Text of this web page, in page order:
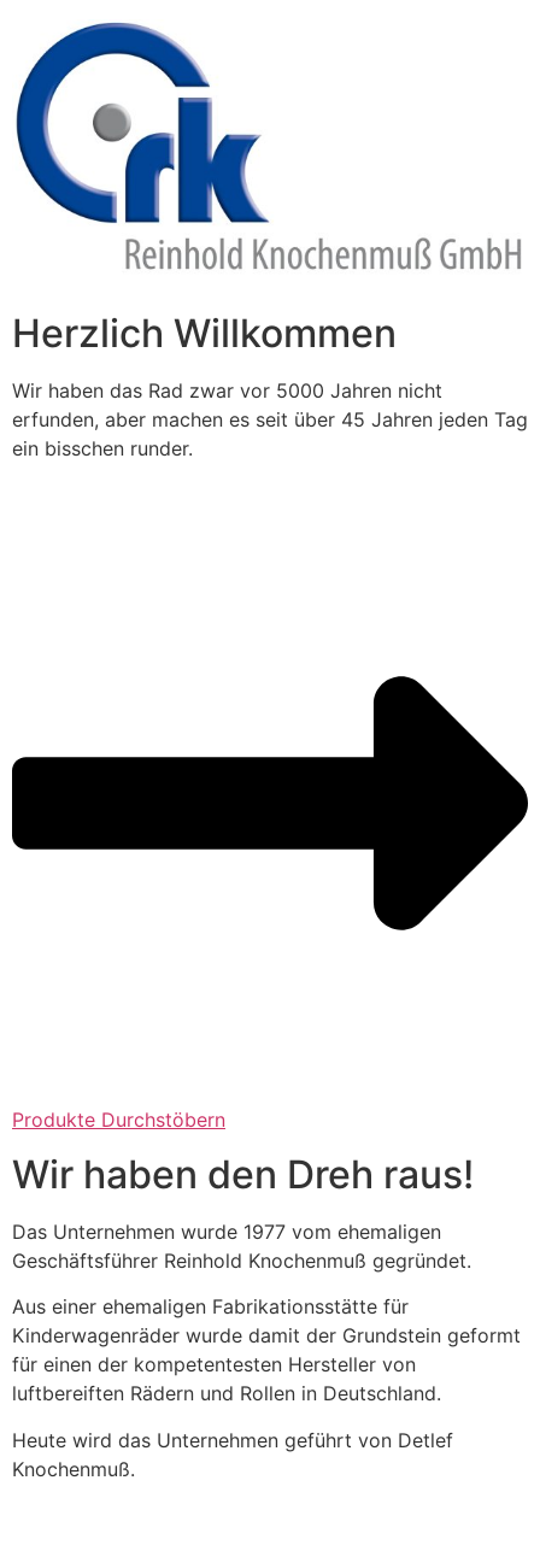
Inhalt
springen
Herzlich Willkommen
Wir haben das Rad zwar vor 5000 Jahren nicht
erfunden, aber machen es seit über 45 Jahren jeden Tag
ein bisschen runder.
Produkte Durchstöbern
Wir haben den Dreh raus!
Das Unternehmen wurde 1977 vom ehemaligen
Geschäftsführer Reinhold Knochenmuß gegründet.
Aus einer ehemaligen Fabrikationsstätte für
Kinderwagenräder wurde damit der Grundstein geformt
für einen der kompetentesten Hersteller von
luftbereiften Rädern und Rollen in Deutschland.
Heute wird das Unternehmen geführt von Detlef
Knochenmuß.